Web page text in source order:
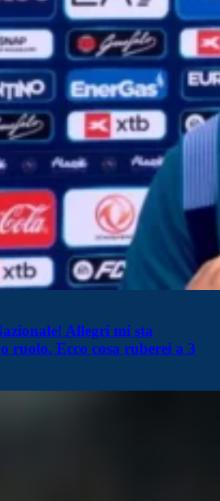
Allegri mi sta
ruolo. Ecco cosa ruberei a 3